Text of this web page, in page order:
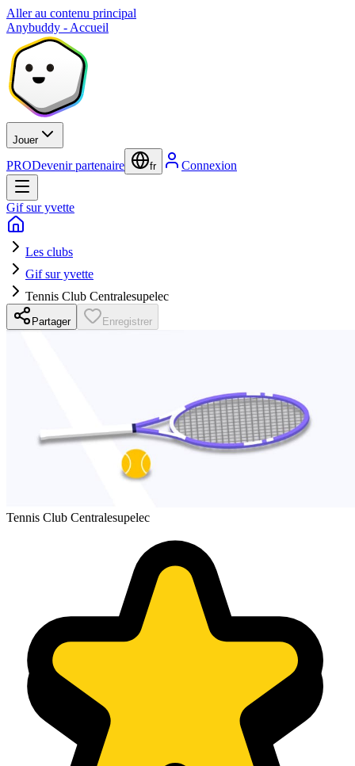
Aller au contenu principal
Anybuddy - Accueil
Jouer
PRODevenir partenaire fr Connexion
Gif sur yvette
Les clubs
Gif sur yvette
Tennis Club Centralesupelec
Partager Enregistrer
Tennis Club Centralesupelec